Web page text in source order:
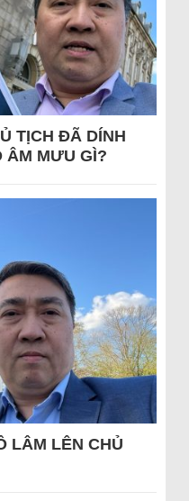
TỊCH ĐÃ DÍNH
ÂM MƯU GÌ?
LÂM LÊN CHỦ